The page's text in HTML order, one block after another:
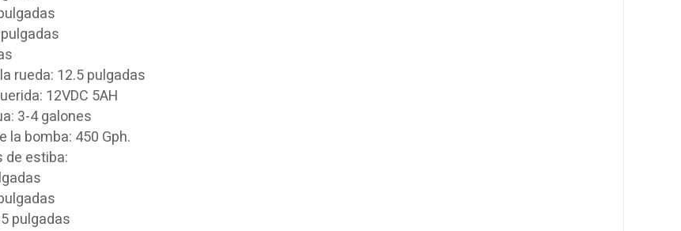
rueda: 12.5 pulgadas
12VDC 5AH
3-4 galones
la bomba: 450 Gph.
de estiba:
pulgadas